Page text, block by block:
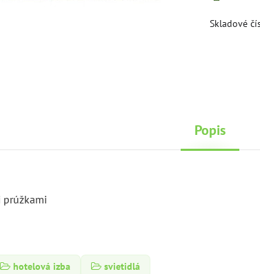
Skladové
Popis
hotelová izba svietidlá